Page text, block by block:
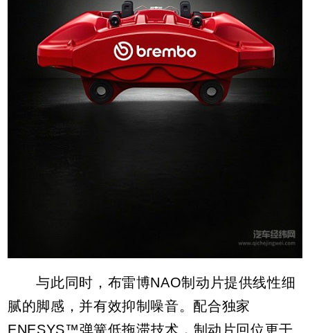
与此同时，布雷博NAO制动片提供线性细
腻的脚感，并有效抑制噪音。配合独家
ENESYS™弹簧低拖滞技术，制动片回位更干